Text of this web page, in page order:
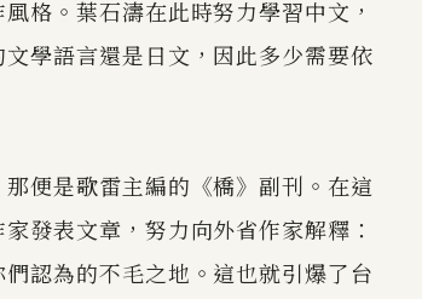
格。葉石濤在此時努力學習中文，
學語言還是日文，因此多少需要依
便是歌雷主編的《橋》副刊。在這
發表文章，努力向外省作家解釋：
認為的不毛之地。這也就引爆了台